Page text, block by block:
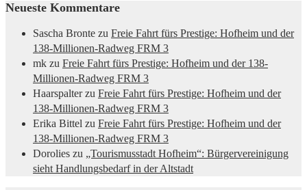
Neueste Kommentare
Sascha Bronte zu Freie Fahrt fürs Prestige: Hofheim und der
138-Millionen-Radweg FRM 3
mk zu Freie Fahrt fürs Prestige: Hofheim und der 138-
Millionen-Radweg FRM 3
Haarspalterzu Freie Fahrt fürs Prestige: Hofheim und der
138-Millionen-Radweg FRM 3
Erika Bittel zu Freie Fahrt fürs Prestige: Hofheim und der
138-Millionen-Radweg FRM 3
Dorolies zu „Tourismusstadt Hofheim“: Bürgervereinigung
sieht Handlungsbedarf in der Altstadt